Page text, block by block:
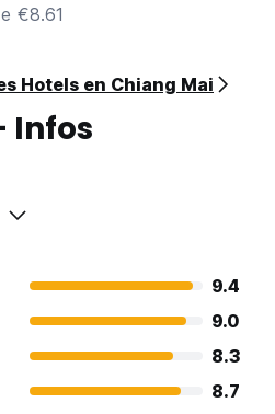
€8.61
Hotels en Chiang Mai
Infos
9.4
9.0
8.3
8.7